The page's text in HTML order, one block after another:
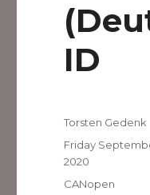
ID
Author
Torsten Gedenk
Posted
on
Friday
2020
Categories
CANopen